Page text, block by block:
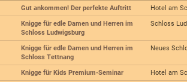
Gut ankommen! Der perfekte Auftritt Hotel am
Knigge für edle Damen und Herren im
Schloss Ludwigsburg
Schloss
Knigge für edle Damen und Herren im
Schloss Tettnang
Neues
Knigge für Kids Premium-Seminar Hotel am